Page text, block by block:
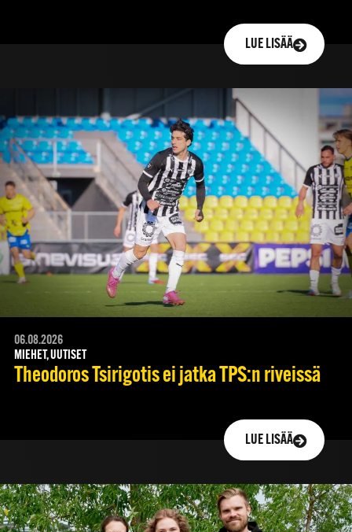
LUE LISÄÄ
06.08.2026
MIEHET, UUTISET
Theodoros Tsirigotis ei jatka TPS:n riveissä
LUE LISÄÄ